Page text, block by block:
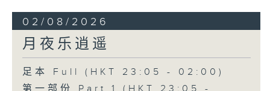
02/08/2026
月夜乐逍遥
足本 Full (HKT 23:05 - 02:00)